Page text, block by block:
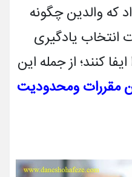
که والدین چگونه
انتخاب یادگیری
کنند؛ از جمله این
مقررات ومحدودیت